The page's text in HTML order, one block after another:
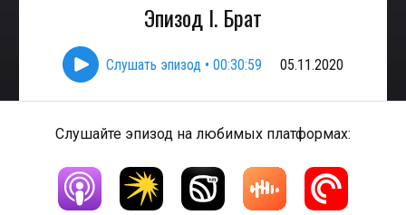
Эпизод I. Брат
Слушать эпизод • 00:30:59 05.11.2020
Слушайте эпизод на любимых платформах: